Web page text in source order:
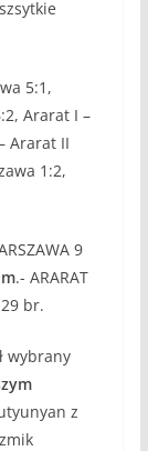
5:1,
Ararat I –
Ararat II
1:2,
9
.- ARARAT
br.
wybrany
z